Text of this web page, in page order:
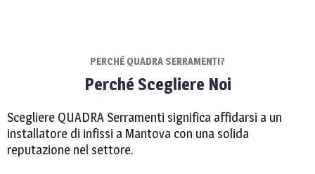
PERCHÉ QUADRA SERRAMENTI?
Perché Scegliere Noi
Scegliere QUADRA Serramenti significa affidarsi a un
installatore di infissi a Mantova con una solida
reputazione nel settore.